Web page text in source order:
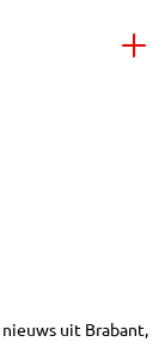
uit Brabant,